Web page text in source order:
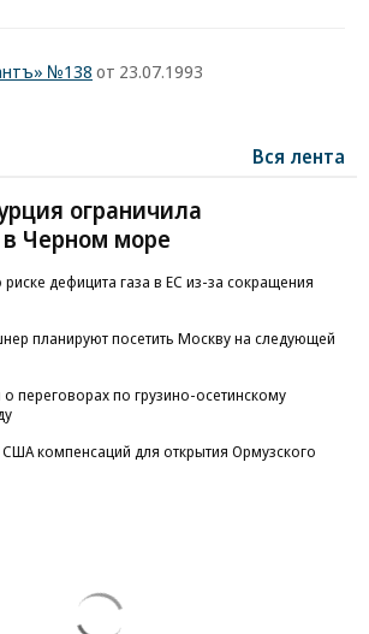
№138 от 23.07.1993
Вся лента
ограничила
в Черном море
дефицита газа в ЕС из-за сокращения
планируют посетить Москву на следующей
переговорах по грузино-осетинскому
компенсаций для открытия Ормузского